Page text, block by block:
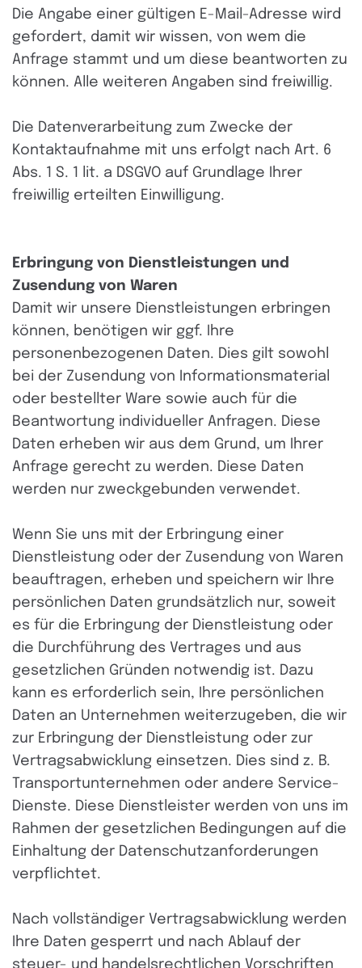
Die Angabe einer gültigen E-Mail-Adresse wird
gefordert, damit wir wissen, von wem die
Anfrage stammt und um diese beantworten zu
können. Alle weiteren Angaben sind freiwillig.
Die Datenverarbeitung zum Zwecke der
Kontaktaufnahme mit uns erfolgt nach Art. 6
Abs. 1 S. 1 lit. a DSGVO auf Grundlage Ihrer
freiwillig erteilten Einwilligung.
Erbringung von Dienstleistungen und
Zusendung von Waren
Damit wir unsere Dienstleistungen erbringen
können, benötigen wir ggf. Ihre
personenbezogenen Daten. Dies gilt sowohl
bei der Zusendung von Informationsmaterial
oder bestellter Ware sowie auch für die
Beantwortung individueller Anfragen. Diese
Daten erheben wir aus dem Grund, um Ihrer
Anfrage gerecht zu werden. Diese Daten
werden nur zweckgebunden verwendet.
Wenn Sie uns mit der Erbringung einer
Dienstleistung oder der Zusendung von Waren
beauftragen, erheben und speichern wir Ihre
persönlichen Daten grundsätzlich nur, soweit
es für die Erbringung der Dienstleistung oder
die Durchführung des Vertrages und aus
gesetzlichen Gründen notwendig ist. Dazu
kann es erforderlich sein, Ihre persönlichen
Daten an Unternehmen weiterzugeben, die wir
zur Erbringung der Dienstleistung oder zur
Vertragsabwicklung einsetzen. Dies sind z. B.
Transportunternehmen oder andere Service-
Dienste. Diese Dienstleister werden von uns im
Rahmen der gesetzlichen Bedingungen auf die
Einhaltung der Datenschutzanforderungen
verpflichtet.
Nach vollständiger Vertragsabwicklung werden
Ihre Daten gesperrt und nach Ablauf der
steuer- und handelsrechtlichen Vorschriften